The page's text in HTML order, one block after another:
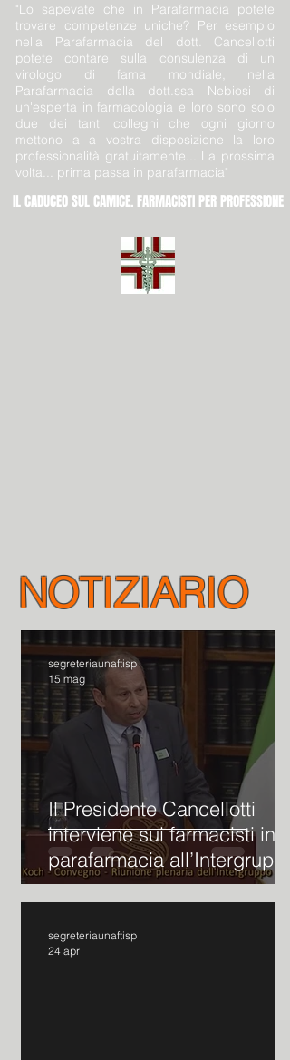
"Lo sapevate che in Parafarmacia potete
trovare competenze uniche? Per esempio
nella Parafarmacia del dott. Cancellotti
potete contare sulla consulenza di un
virologo di fama mondiale, nella
Parafarmacia della dott.ssa Nebiosi di
un'esperta in farmacologia e loro sono solo
due dei tanti colleghi che ogni giorno
mettono a a vostra disposizione la loro
professionalità gratuitamente... La prossima
volta... prima passa in parafarmacia"
IL CADUCEO SUL CAMICE. FARMACISTI PER PROFESSIONE
NOTIZIARIO
Il Presidente Cancellotti
interviene sui farmacisti in
parafarmacia all’Intergruppo
Parlamentare sui Diritti
Fondamentali della Persona
segreteriaunaftisp
15 mag
segreteriaunaftisp
24 apr